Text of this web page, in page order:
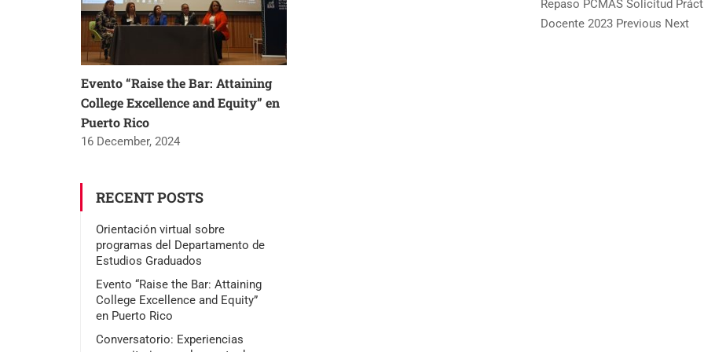
Evento “Raise the Bar: Attaining
College Excellence and Equity” en
Puerto Rico
16 December, 2024
Repaso PCMAS Solicitud
Docente 2023 Previous Next
RECENT POSTS
Orientación virtual sobre
programas del Departamento de
Estudios Graduados
Evento “Raise the Bar: Attaining
College Excellence and Equity”
en Puerto Rico
Conversatorio: Experiencias